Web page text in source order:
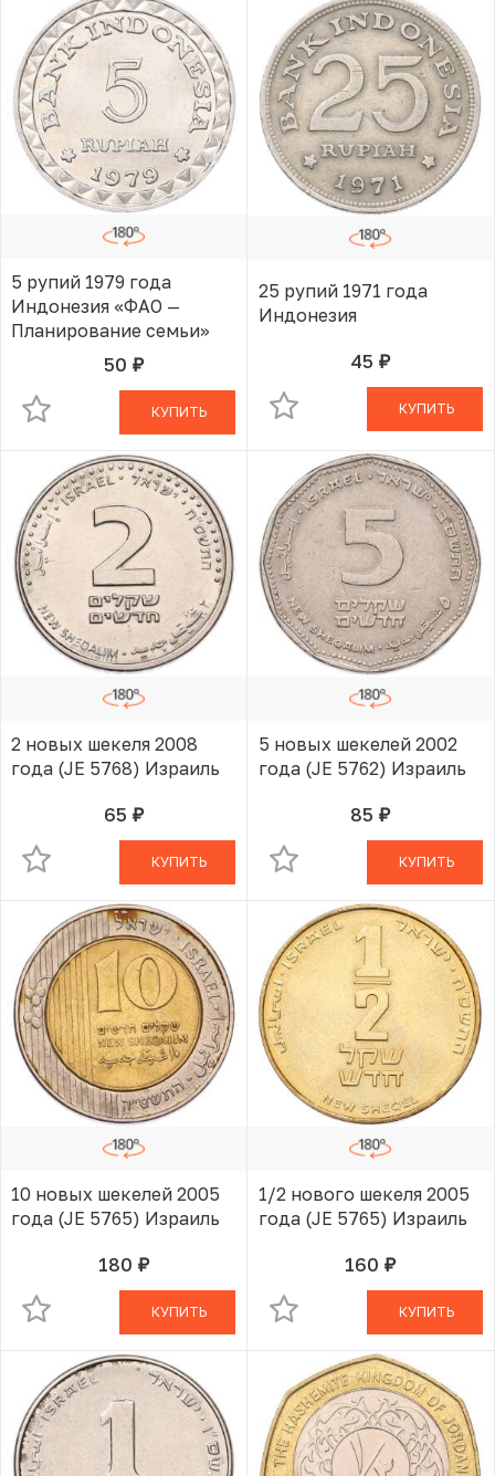
5 рупий 1979 года
Индонезия «ФАО —
Планирование семьи»
50 руб.В КОРЗИНЕ
КУПИТЬ
25 рупий 1971 года
Индонезия
45 руб.В КОРЗИНЕ
КУПИТЬ
2 новых шекеля 2008
года (JE 5768) Израиль
65 руб.В КОРЗИНЕ
КУПИТЬ
5 новых шекелей 2002
года (JE 5762) Израиль
85 руб.В КОРЗИНЕ
КУПИТЬ
10 новых шекелей 2005
года (JE 5765) Израиль
180 руб.В КОРЗИНЕ
КУПИТЬ
1/2 нового шекеля 2005
года (JE 5765) Израиль
160 руб.В КОРЗИНЕ
КУПИТЬ